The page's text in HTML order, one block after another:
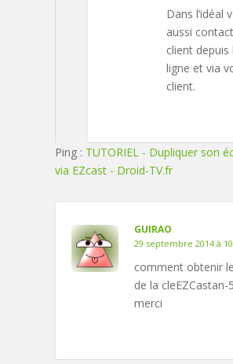
Dans l’idéal
aussi
client
ligne et via
client.
Ping : TUTORIEL - Dupliquer son
via EZcast - Droid-TV.fr
GUIRAO
29 septembre 2014 à
comment obtenir
de la cleEZCastan-
merci